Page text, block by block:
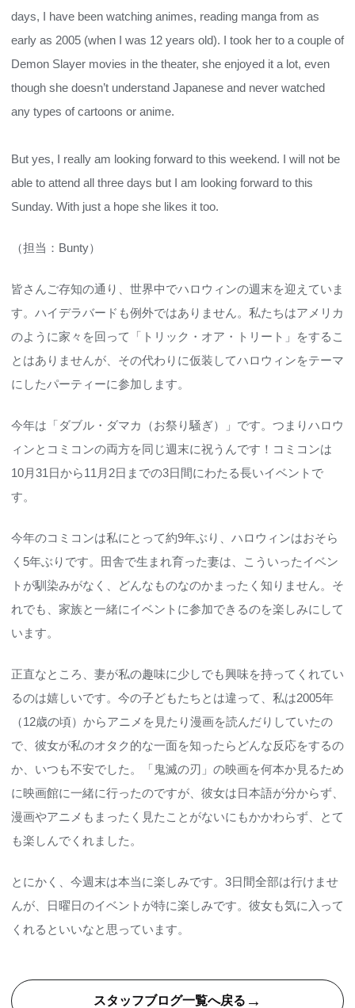
days, I have been watching animes, reading manga from as
early as 2005 (when I was 12 years old). I took her to a couple of
Demon Slayer movies in the theater, she enjoyed it a lot, even
though she doesn’t understand Japanese and never watched
any types of cartoons or anime.
But yes, I really am looking forward to this weekend. I will not be
able to attend all three days but I am looking forward to this
Sunday. With just a hope she likes it too.
（担当：Bunty）
皆さんご存知の通り、世界中でハロウィンの週末を迎えていま
す。ハイデラバードも例外ではありません。私たちはアメリカ
のように家々を回って「トリック・オア・トリート」をするこ
とはありませんが、その代わりに仮装してハロウィンをテーマ
にしたパーティーに参加します。
今年は「ダブル・ダマカ（お祭り騒ぎ）」です。つまりハロウ
ィンとコミコンの両方を同じ週末に祝うんです！コミコンは
10月31日から11月2日までの3日間にわたる長いイベントで
す。
今年のコミコンは私にとって約9年ぶり、ハロウィンはおそら
く5年ぶりです。田舎で生まれ育った妻は、こういったイベン
トが馴染みがなく、どんなものなのかまったく知りません。そ
れでも、家族と一緒にイベントに参加できるのを楽しみにして
います。
正直なところ、妻が私の趣味に少しでも興味を持ってくれてい
るのは嬉しいです。今の子どもたちとは違って、私は2005年
（12歳の頃）からアニメを見たり漫画を読んだりしていたの
で、彼女が私のオタク的な一面を知ったらどんな反応をするの
か、いつも不安でした。「鬼滅の刃」の映画を何本か見るため
に映画館に一緒に行ったのですが、彼女は日本語が分からず、
漫画やアニメもまったく見たことがないにもかかわらず、とて
も楽しんでくれました。
とにかく、今週末は本当に楽しみです。3日間全部は行けませ
んが、日曜日のイベントが特に楽しみです。彼女も気に入って
くれるといいなと思っています。
スタッフブログ一覧へ戻る →